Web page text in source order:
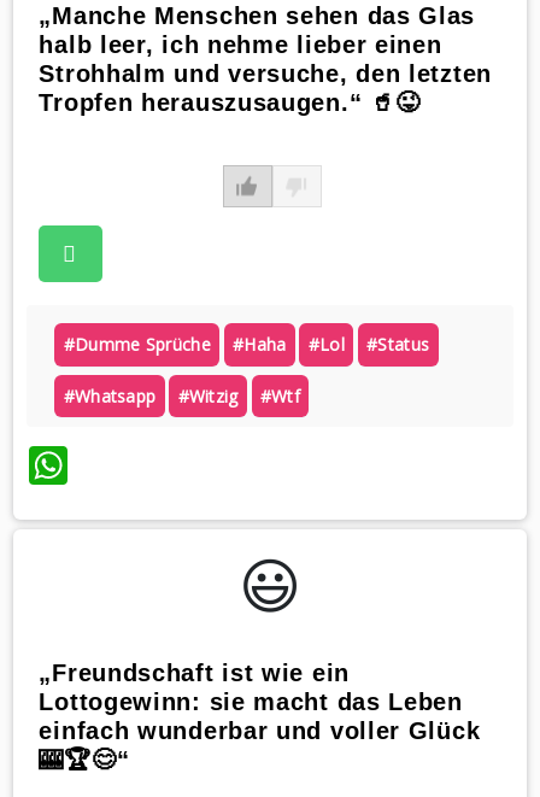
„Manche Menschen sehen das Glas
halb leer, ich nehme lieber einen
Strohhalm und versuche, den letzten
Tropfen herauszusaugen.“ 🥤😜
#dumme Sprüche #haha #lol #status
#whatsapp #witzig #wtf
WhatsApp
😃️
„Freundschaft ist wie ein
Lottogewinn: sie macht das Leben
einfach wunderbar und voller Glück
🎰🏆😊“